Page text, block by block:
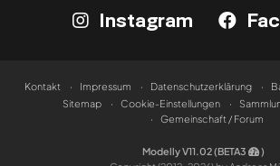
Instagram
Kontakt Impressum Datenschutzerklärung
Sitemap
Cookie-Einstellungen
Gemeinschaft / Forum
Modelly V11.02 (BETA3
)